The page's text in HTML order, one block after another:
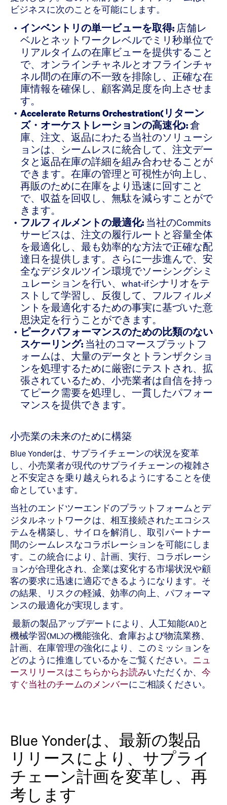
ビジネスに次のことを可能にします。
インベントリの単一ビューを取得: 店舗レ
ベルとネットワークレベルでミリ秒単位で
リアルタイムの在庫ビューを提供すること
で、オンラインチャネルとオフラインチャ
ネル間の在庫の不一致を排除し、正確な在
庫情報を確保し、顧客満足度を向上させま
す。
Accelerate Returns Orchestration(リターン
ズ・オーケストレーションの高速化):倉
庫、注文、返品にわたる当社のソリューシ
ョンは、シームレスに統合して、注文デー
タと返品在庫の詳細を組み合わせることが
できます。在庫の管理と可視性が向上し、
再販のために在庫をより迅速に回すこと
で、収益を回収し、無駄を減らすことがで
きます。
フルフィルメントの最適化: 当社のCommits
サービスは、注文の履行ルートと容量全体
を最適化し、最も効率的な方法で正確な配
達日を提供します。さらに一歩進んで、安
全なデジタルツイン環境でソーシングシミ
ュレーションを行い、what-ifシナリオをテ
ストして学習し、反復して、フルフィルメ
ントを最適化するための事実に基づいた意
思決定を行うことができます。
ピークパフォーマンスのための比類のない
スケーリング: 当社のコマースプラットフ
ォームは、大量のデータとトランザクショ
ンを処理するために厳密にテストされ、拡
張されているため、小売業者は自信を持っ
てピーク需要を処理し、一貫したパフォー
マンスを提供できます。
小売業の未来のために構築
Blue Yonderは、サプライチェーンの状況を変革
し、小売業者が現代のサプライチェーンの複雑さ
と不安定さを乗り越えられるようにすることを使
命としています。
当社のエンドツーエンドのプラットフォームとデ
ジタルネットワークは、相互接続されたエコシス
テムを構築し、サイロを解消し、取引パートナー
間のシームレスなコラボレーションを可能にしま
す。この統合により、計画、実行、コラボレーシ
ョンが合理化され、企業は変化する市場状況や顧
客の要求に迅速に適応できるようになります。そ
の結果、リスクの軽減、効率の向上、パフォーマ
ンスの最適化が実現します。
最新の製品アップデートにより、人工知能(AI)と
機械学習(ML)の機能強化、倉庫および物流業務、
計画、在庫管理の強化により、このミッションを
どのように推進しているかをご覧ください。 ニュ
ースリリースはこちらからお読みいただくか、 今
すぐ当社のチームのメンバーにご相談ください。
Blue Yonderは、最新の製品
リリースにより、サプライ
チェーン計画を変革し、再
考します